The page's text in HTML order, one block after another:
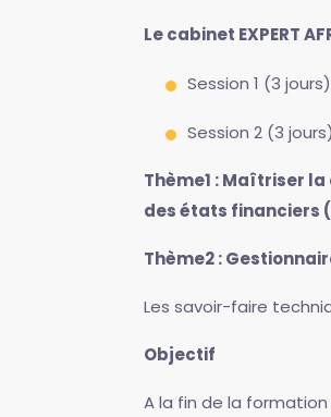
Le cabinet EXPERT
Session 1 (3
Session 2 (3
Thème1 : Maîtriser
des états financiers
Thème2 :
Les savoir-faire
Objectif
A la fin de la